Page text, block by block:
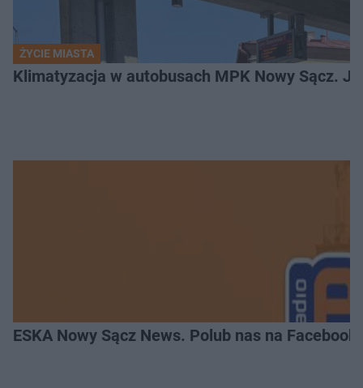
ŻYCIE MIASTA
Klimatyzacja w autobusach MPK Nowy Sącz.
ESKA Nowy Sącz News. Polub nas na